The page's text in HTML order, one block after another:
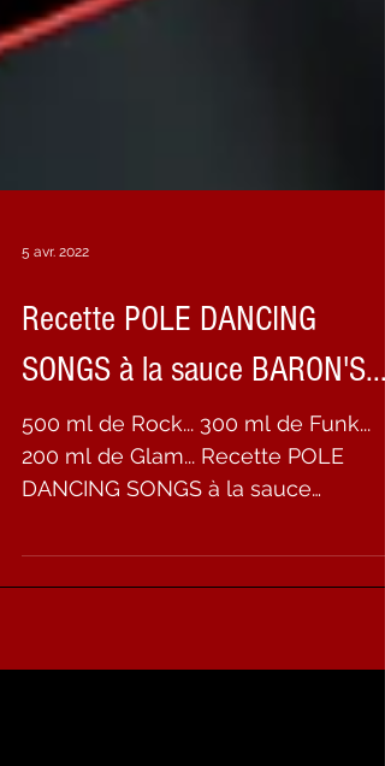
5 avr. 2022
Recette POLE DANCING
SONGS à la sauce BARON'S...
500 ml de Rock... 300 ml de Funk...
DANCING SONGS à la sauce
BARON'S... Bientôt près de chez